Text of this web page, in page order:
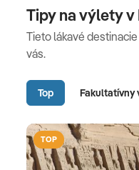
Tipy na výlety v
Tieto lákavé
vás.
Top Fakultatívny
TOP